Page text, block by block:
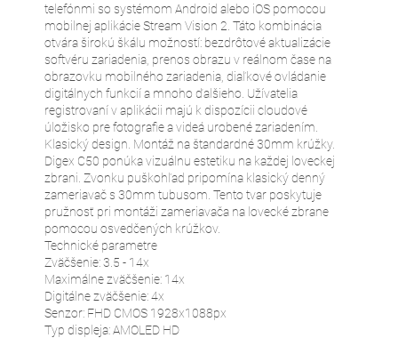
telefónmi so systémom Android alebo iOS pomocou
mobilnej aplikácie Stream Vision 2. Táto kombinácia
otvára širokú škálu možností: bezdrôtové aktualizácie
softvéru zariadenia, prenos obrazu v reálnom čase na
obrazovku mobilného zariadenia, diaľkové ovládanie
digitálnych funkcií a mnoho ďalšieho. Užívatelia
registrovaní v aplikácii majú k dispozícii cloudové
úložisko pre fotografie a videá urobené zariadením.
Klasický design. Montáž na štandardné 30mm krúžky.
Digex C50 ponúka vizuálnu estetiku na každej loveckej
zbrani. Zvonku puškohľad pripomína klasický denný
zameriavač s 30mm tubusom. Tento tvar poskytuje
pružnosť pri montáži zameriavača na lovecké zbrane
pomocou osvedčených krúžkov.
Technické parametre
Zväčšenie: 3.5 - 14x
Maximálne zväčšenie: 14x
Digitálne zväčšenie: 4x
Senzor: FHD CMOS 1928x1088px
Typ displeja: AMOLED HD